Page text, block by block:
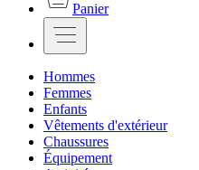
Panier
Hommes
Femmes
Enfants
Vêtements d'extérieur
Chaussures
Équipement